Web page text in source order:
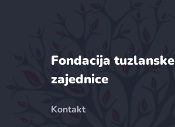
Fondacija tuzlanske
zajednice
Kontakt